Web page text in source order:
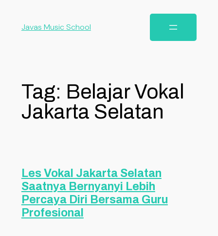
Javas Music School
Tag: Belajar Vokal
Jakarta Selatan
Les Vokal Jakarta Selatan
Saatnya Bernyanyi Lebih
Percaya Diri Bersama Guru
Profesional